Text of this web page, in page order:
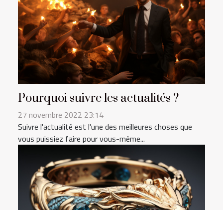
Pourquoi suivre les actualités ?
27 novembre 2022 23:14
Suivre l'actualité est l'une des meilleures choses que
vous puissiez faire pour vous-même...